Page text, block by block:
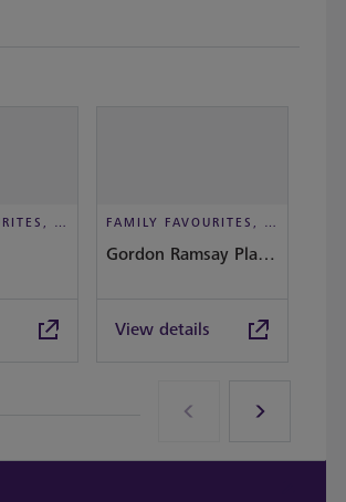
FAMILY FAVOURITES, CASUAL DINING FAMILY FAVOURITES, IN-FLIGHT PICNIC, DINE IN STYLE
Gordon Ramsay Plane Food Market
View details